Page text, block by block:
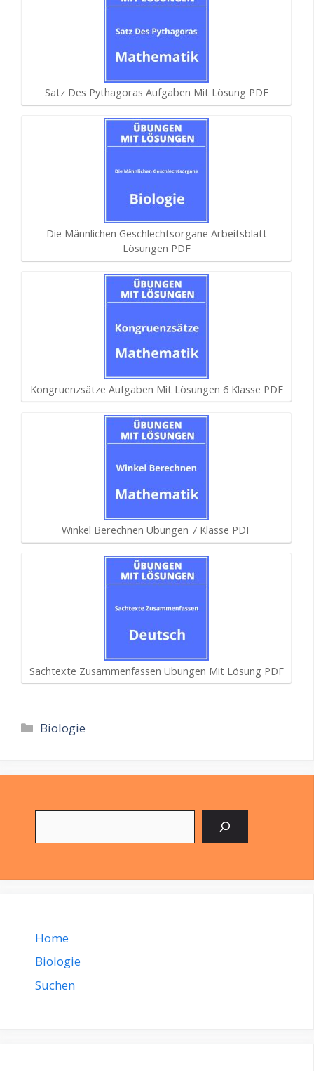
Satz Des Pythagoras Aufgaben Mit Lösung PDF
Die Männlichen Geschlechtsorgane Arbeitsblatt
Lösungen PDF
Kongruenzsätze Aufgaben Mit Lösungen 6 Klasse PDF
Winkel Berechnen Übungen 7 Klasse PDF
Sachtexte Zusammenfassen Übungen Mit Lösung PDF
Kategorien
Biologie
Home
Biologie
Suchen